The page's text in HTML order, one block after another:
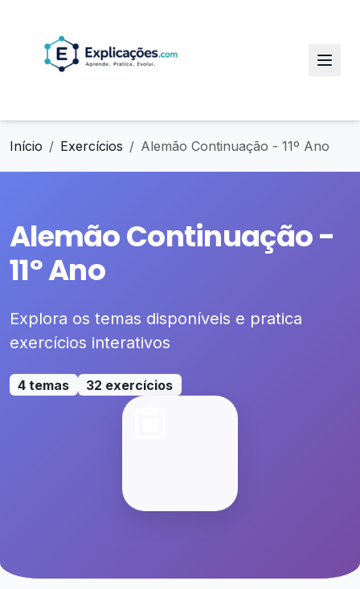
Início Exercícios Alemão Continuação - 11º Ano
Alemão Continuação -
11º Ano
Explora os temas disponíveis e pratica
exercícios interativos
4 temas 32 exercícios